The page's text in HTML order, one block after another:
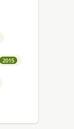
2015